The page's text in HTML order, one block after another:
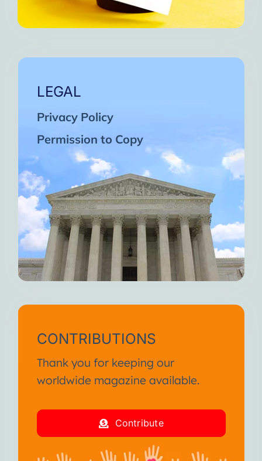
LEGAL
Privacy Policy
Permission to Copy
CONTRIBUTIONS
Thank you for keeping our
worldwide magazine available.
Contribute